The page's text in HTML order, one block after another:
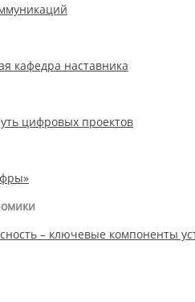
кафедра наставника
цифровых проектов
– ключевые компоненты